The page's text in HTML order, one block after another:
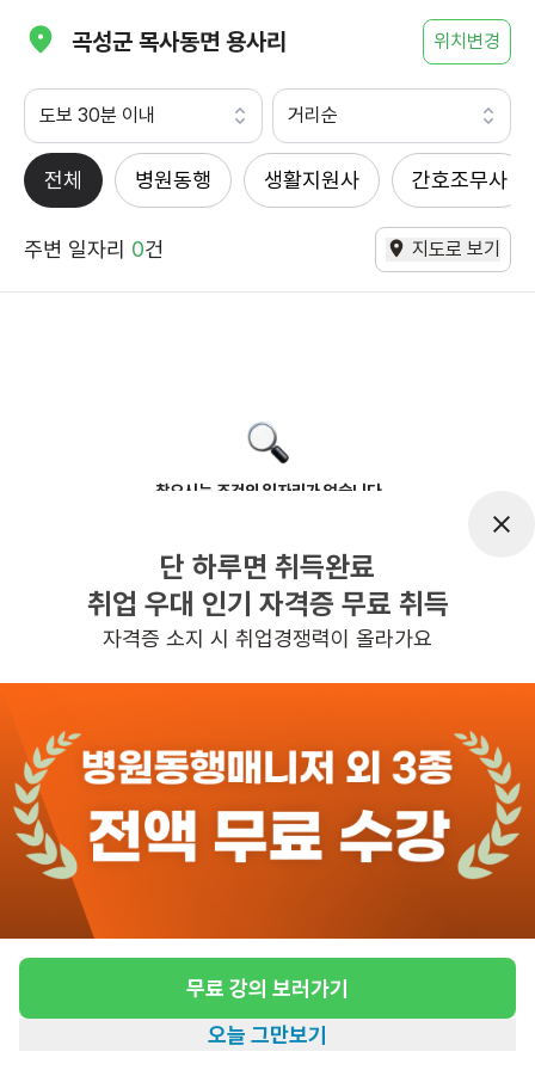
곡성군 목사동면 용사리 위치변경
도보 30분 이내 거리순
전체 병원동행 생활지원사 간호조무사
주변 일자리 0건 지도로 보기
찾으시는 조건의 일자리가 없습니다
반경 3KM 이내의 일자리 확인하기
단 하루면 취득완료
취업 우대 인기 자격증 무료 취득
자격증 소지 시 취업경쟁력이 올라가요
무료 강의 보러가기
오늘 그만보기